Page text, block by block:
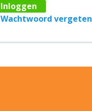
Inloggen
Wachtwoord vergeten